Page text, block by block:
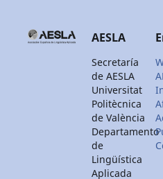
AESLA
Secretaría
de AESLA
Universitat
Politècnica
de València
Departamento
de
Lingüística
Aplicada